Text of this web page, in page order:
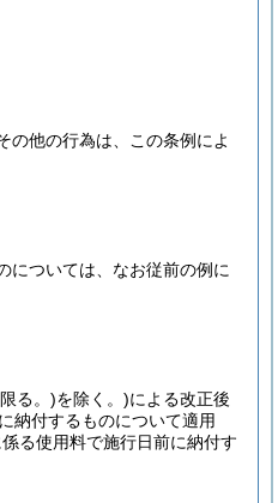
の他の行為は、この条例によ
については、なお従前の例に
る。)を除く。)による改正後
納付するものについて適用
る使用料で施行日前に納付す